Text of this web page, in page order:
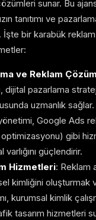
sunar. Bu
tanıtımı ve
İşte bir karabük reklam
ve Reklam
dijital pazarlama
uzmanlık
Google Ads
gibi
varlığını güçlendirir.
Hizmetleri: Reklam
kimliğini
kurumsal kimlik
tasarım hizmetleri